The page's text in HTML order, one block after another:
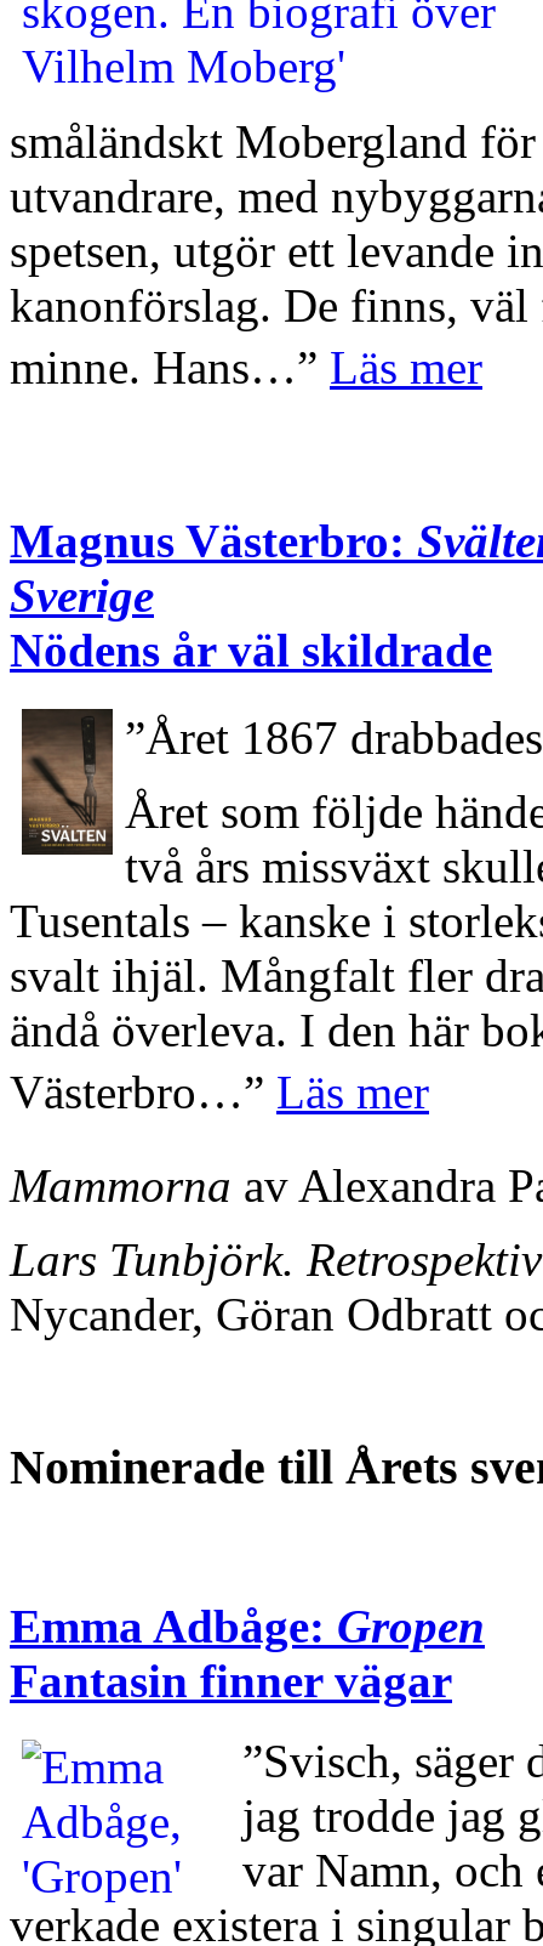
småländskt Mobergland
utvandrare, med
spetsen, utgör ett levande
kanonförslag. De finns,
minne. Hans…” Läs mer
Magnus Västerbro:
Sverige
Nödens år väl skildrade
”Året 1867
Året som följde
två års missväxt
Tusentals – kanske i
svalt ihjäl. Mångfalt fler
ändå överleva. I den här
Västerbro…” Läs mer
Mammorna av Alexandra
Lars Tunbjörk. Retrospektiv
Nycander, Göran Odbratt
Nominerade till Årets
Emma Adbåge: Gropen
Fantasin finner vägar
”Svisch, säger
jag trodde jag
var Namn, och
verkade existera i singular